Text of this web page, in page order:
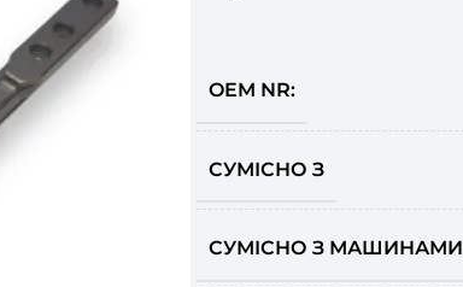
OEM NR:
СУМІСНО З
СУМІСНО З МАШИНАМИ